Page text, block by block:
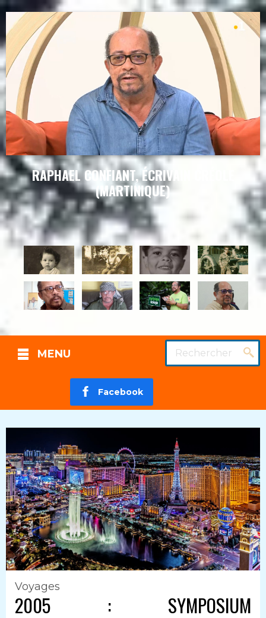
RAPHAEL CONFIANT, ÉCRIVAIN CRÉOLE
(MARTINIQUE)
MENU Rechercher
Facebook
Voyages
2005 : SYMPOSIUM